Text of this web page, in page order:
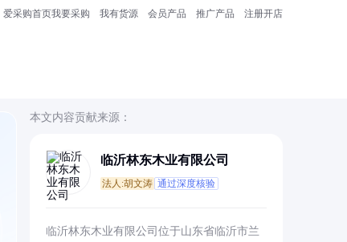
爱采购首页我要采购 我有货源 会员产品 推广产品 注册开店
本文内容贡献来源：
临沂林东木业有限公司
法人:胡文涛 通过深度核验
临沂林东木业有限公司位于山东省临沂市兰